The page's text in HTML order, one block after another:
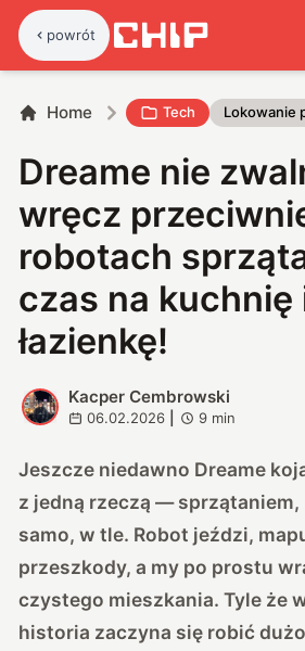
powrót
Home Tech Lokowanie
Dreame nie
wręcz
robotach
czas na kuchnię
łazienkę!
K
Kacper Cembrowski
06.02.2026 9 min
Jeszcze niedawno Dreame
z jedną rzeczą —
samo, w tle. Robot jeździ,
przeszkody, a my po prostu
czystego mieszkania. Tyle że
historia zaczyna się robić